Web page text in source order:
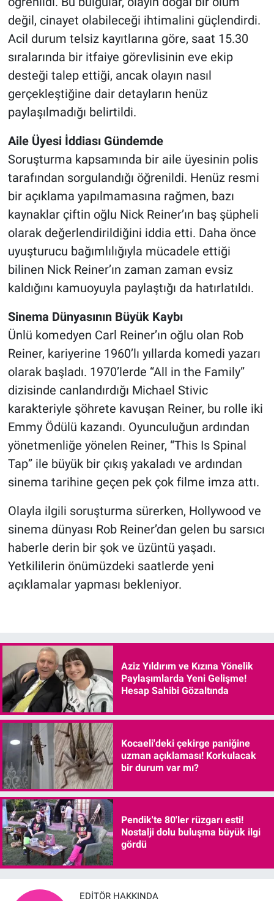
değil, cinayet olabileceği ihtimalini güçlendirdi.
Acil durum telsiz kayıtlarına göre, saat 15.30
sıralarında bir itfaiye görevlisinin eve ekip
desteği talep ettiği, ancak olayın nasıl
gerçekleştiğine dair detayların henüz
paylaşılmadığı belirtildi.
Aile Üyesi İddiası Gündemde
Soruşturma kapsamında bir aile üyesinin polis
tarafından sorgulandığı öğrenildi. Henüz resmi
bir açıklama yapılmamasına rağmen, bazı
kaynaklar çiftin oğlu Nick Reiner’ın baş şüpheli
olarak değerlendirildiğini iddia etti. Daha önce
uyuşturucu bağımlılığıyla mücadele ettiği
bilinen Nick Reiner’ın zaman zaman evsiz
kaldığını kamuoyuyla paylaştığı da hatırlatıldı.
Sinema Dünyasının Büyük Kaybı
Ünlü komedyen Carl Reiner’ın oğlu olan Rob
Reiner, kariyerine 1960’lı yıllarda komedi yazarı
olarak başladı. 1970’lerde “All in the Family”
dizisinde canlandırdığı Michael Stivic
karakteriyle şöhrete kavuşan Reiner, bu rolle iki
Emmy Ödülü kazandı. Oyunculuğun ardından
yönetmenliğe yönelen Reiner, “This Is Spinal
Tap” ile büyük bir çıkış yakaladı ve ardından
sinema tarihine geçen pek çok filme imza attı.
Olayla ilgili soruşturma sürerken, Hollywood ve
sinema dünyası Rob Reiner’dan gelen bu sarsıcı
haberle derin bir şok ve üzüntü yaşadı.
Yetkililerin önümüzdeki saatlerde yeni
açıklamalar yapması bekleniyor.
Aziz Yıldırım ve Kızına Yönelik
Paylaşımlarda Yeni Gelişme!
Hesap Sahibi Gözaltında
Kocaeli'deki çekirge paniğine
uzman açıklaması! Korkulacak
bir durum var mı?
Pendik'te 80'ler rüzgarı esti!
Nostalji dolu buluşma büyük ilgi
gördü
EDITÖR HAKKINDA